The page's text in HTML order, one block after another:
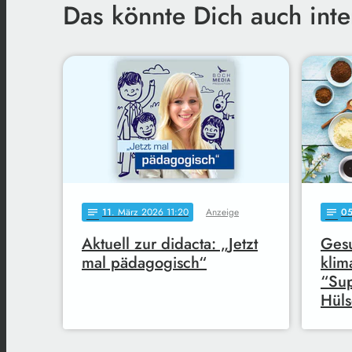
Das könnte Dich auch
notes 11. März 2026 11:20 Anzeige
Aktuell zur didacta: „Jetzt
mal pädagogisch“
notes 05